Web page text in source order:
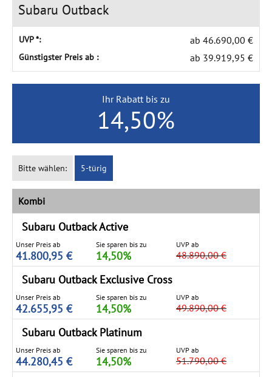
Subaru Outback
UVP *: ab 46.690,00 €
Günstigster Preis ab : ab 39.919,95 €
Ihr Rabatt bis zu
14,50%
Bitte wählen: 5-türig
Kombi
Subaru OutbackActive
Unser Preis ab
41.800,95 €
Sie sparen bis zu
14,50%
UVP ab
48.890,00 €
Subaru Outback Exclusive Cross
Unser Preis ab
42.655,95 €
Sie sparen bis zu
14,50%
UVP ab
49.890,00 €
Subaru Outback Platinum
Unser Preis ab
44.280,45 €
Sie sparen bis zu
14,50%
UVP ab
51.790,00 €